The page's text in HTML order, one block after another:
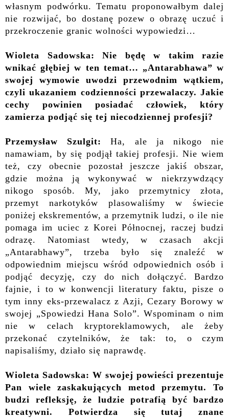
własnym podwórku. Tematu proponowałbym dalej
nie rozwijać, bo dostanę pozew o obrazę uczuć i
przekroczenie granic wolności wypowiedzi…
Wioleta Sadowska: Nie będę w takim razie
wnikać głębiej w ten temat… „Antarabhawa” w
swojej wymowie uwodzi przewodnim wątkiem,
czyli ukazaniem codzienności przewalaczy. Jakie
cechy powinien posiadać człowiek, który
zamierza podjąć się tej niecodziennej profesji?
Przemysław Szulgit:
Ha, ale ja nikogo nie
namawiam, by się podjął takiej profesji. Nie wiem
też, czy obecnie pozostał jeszcze jakiś obszar,
gdzie można ją wykonywać w niekrzywdzący
nikogo sposób. My, jako przemytnicy złota,
przemyt narkotyków plasowaliśmy w świecie
poniżej ekskrementów, a przemytnik ludzi, o ile nie
pomaga im uciec z Korei Północnej, raczej budzi
odrazę. Natomiast wtedy, w czasach akcji
„Antarabhawy”, trzeba było się znaleźć w
odpowiednim miejscu wśród odpowiednich osób i
podjąć decyzję, czy do nich dołączyć. Bardzo
fajnie, i to w konwencji literatury faktu, pisze o
tym inny eks-przewalacz z Azji, Cezary Borowy w
swojej „Spowiedzi Hana Solo”. Wspominam o nim
nie w celach kryptoreklamowych, ale żeby
przekonać czytelników, że tak: to, o czym
napisaliśmy, działo się naprawdę.
Wioleta Sadowska: W swojej powieści prezentuje
Pan wiele zaskakujących metod przemytu. To
budzi refleksję, że ludzie potrafią być bardzo
kreatywni. Potwierdza się tutaj znane